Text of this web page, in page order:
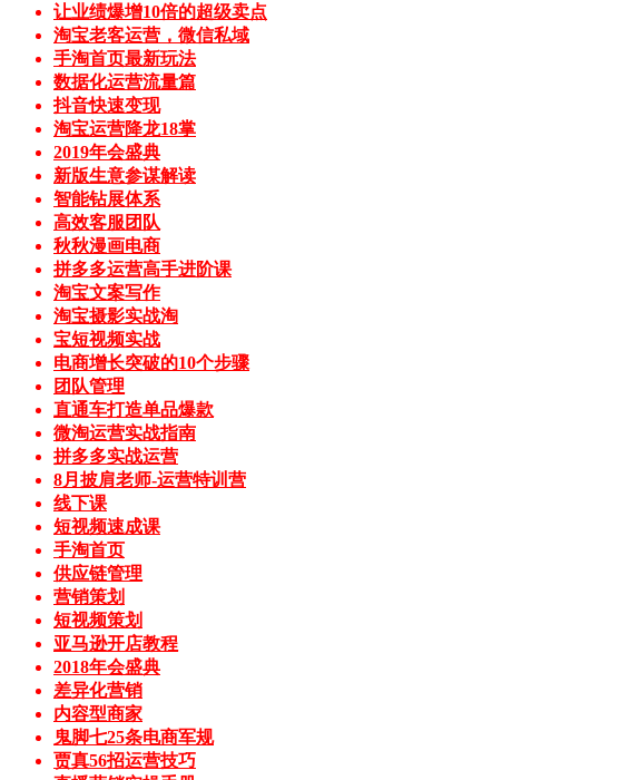
让业绩爆增10倍的超级卖点
淘宝老客运营，微信私域
手淘首页最新玩法
数据化运营流量篇
抖音快速变现
淘宝运营降龙18掌
2019年会盛典
新版生意参谋解读
智能钻展体系
高效客服团队
秋秋漫画电商
拼多多运营高手进阶课
淘宝文案写作
淘宝摄影实战淘
宝短视频实战
电商增长突破的10个步骤
团队管理
直通车打造单品爆款
微淘运营实战指南
拼多多实战运营
8月披肩老师-运营特训营
线下课
短视频速成课
手淘首页
供应链管理
营销策划
短视频策划
亚马逊开店教程
2018年会盛典
差异化营销
内容型商家
鬼脚七25条电商军规
贾真56招运营技巧